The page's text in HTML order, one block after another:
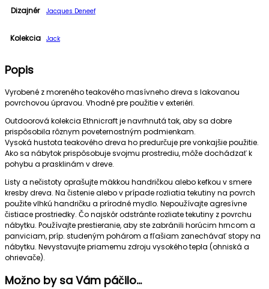
Dizajnér Jacques Deneef
Kolekcia Jack
Popis
Vyrobené z moreného teakového masívneho dreva s lakovanou
povrchovou úpravou. Vhodné pre použitie v exteriéri.
Outdoorová kolekcia Ethnicraft je navrhnutá tak, aby sa dobre
prispôsobila rôznym poveternostným podmienkam.
Vysoká hustota teakového dreva ho predurčuje pre vonkajšie použitie.
Ako sa nábytok prispôsobuje svojmu prostrediu, môže dochádzať k
pohybu a prasklinám v dreve.
Listy a nečistoty oprašujte mäkkou handričkou alebo kefkou v smere
kresby dreva. Na čistenie alebo v prípade rozliatia tekutiny na povrch
použite vlhkú handričku a prírodné mydlo. Nepoužívajte agresívne
čistiace prostriedky. Čo najskôr odstránte rozliate tekutiny z povrchu
nábytku. Používajte prestieranie, aby ste zabránili horúcim hrncom a
panviciam, príp. studeným pohárom a fľašiam zanechávať stopy na
nábytku. Nevystavujte priamemu zdroju vysokého tepla (ohniská a
ohrievače).
Možno by sa Vám páčilo…